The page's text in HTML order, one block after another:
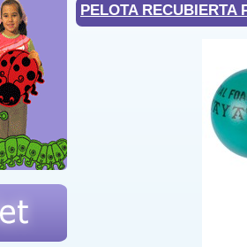
PELOTA RECUBIERTA